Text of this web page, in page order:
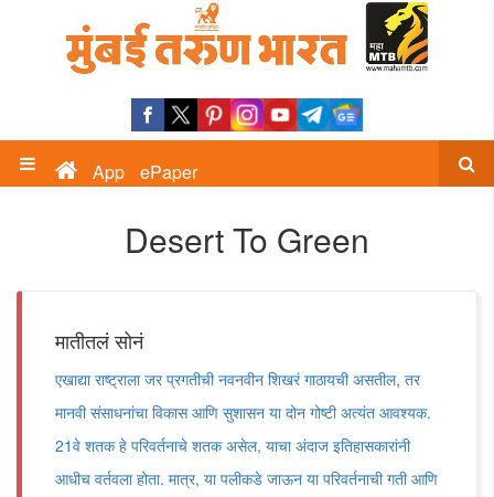
App ePaper
Desert To Green
मातीतलं सोनं
एखाद्या राष्ट्राला जर प्रगतीची नवनवीन शिखरं गाठायची असतील, तर
मानवी संसाधनांचा विकास आणि सुशासन या दोन गोष्टी अत्यंत आवश्यक.
21वे शतक हे परिवर्तनाचे शतक असेल, याचा अंदाज इतिहासकारांनी
आधीच वर्तवला होता. मात्र, या पलीकडे जाऊन या परिवर्तनाची गती आणि